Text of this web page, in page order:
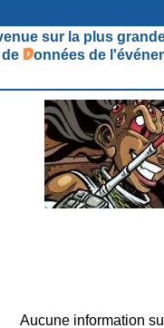
sur la plus
Données de
Aucune information